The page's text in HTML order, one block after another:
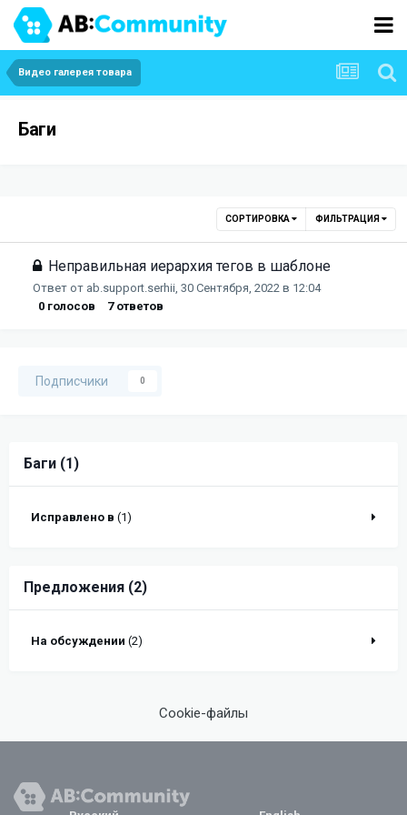
Видео галерея товара
Баги
СОРТИРОВКА ФИЛЬТРАЦИЯ
Неправильная иерархия тегов в шаблоне
Ответ от ab.support.serhii 30 Сентября, 2022 в 12:04
0 голосов 7 ответов
Подписчики 0
Баги (1)
Исправлено в (1)
Предложения (2)
На обсуждении (2)
Cookie-файлы